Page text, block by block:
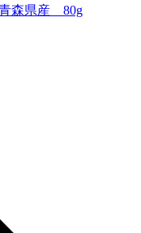
森県産 80g